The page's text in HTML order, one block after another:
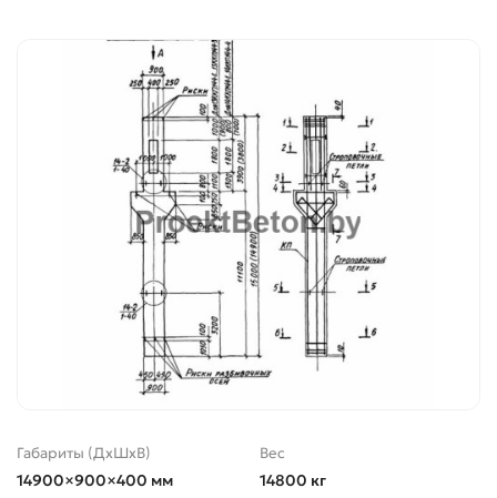
Габариты (ДхШхВ)
14900×900×400 мм
Вес
14800 кг